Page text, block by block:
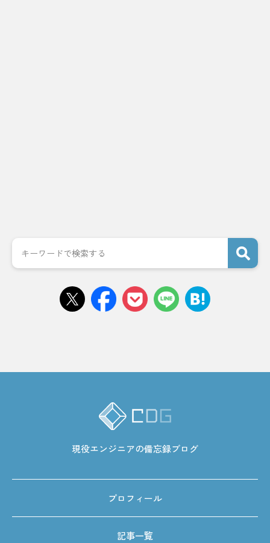
現役エンジニアの備忘録ブログ
プロフィール
記事一覧